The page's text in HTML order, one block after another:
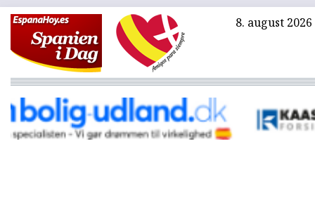
8. august 2026